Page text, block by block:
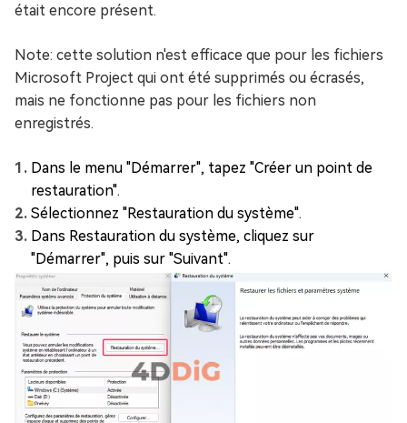
était encore présent.
Note: cette solution n'est efficace que pour les fichiers
Microsoft Project qui ont été supprimés ou écrasés,
mais ne fonctionne pas pour les fichiers non
enregistrés.
Dans le menu "Démarrer", tapez "Créer un point de
restauration".
Sélectionnez "Restauration du système".
Dans Restauration du système, cliquez sur
"Démarrer", puis sur "Suivant".